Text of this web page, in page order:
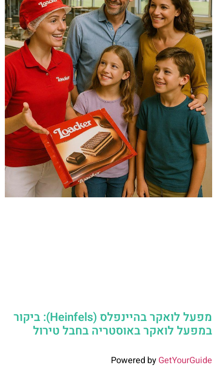
מפעל לואקר בהיינפלס (Heinfels): ביקור
במפעל לואקר באוסטריה בחבל טירול
Powered byGetYourGuide